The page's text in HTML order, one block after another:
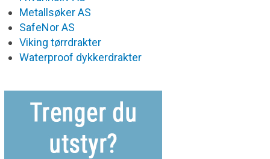
Metallsøker AS
SafeNor AS
Viking tørrdrakter
Waterproof dykkerdrakter